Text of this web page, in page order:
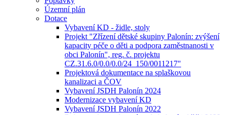
Územní plán
Dotace
Vybavení KD - židle, stoly
Projekt "Zřízení dětské skupiny Palonín: zvýšení
kapacity péče o děti a podpora zaměstnanosti v
obci Palonín", reg. č. projektu
CZ.31.6.0/0.0/0.0/24_150/0011217"
Projektová dokumentace na splaškovou
kanalizaci a ČOV
Vybavení JSDH Palonín 2024
Modernizace vybavení KD
Vybavení JSDH Palonín 2022